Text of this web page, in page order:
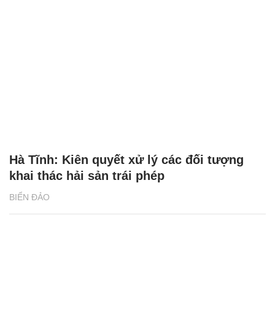
BIỂN ĐẢO
Hà Tĩnh: Kiên quyết xử lý các đối tượng
khai thác hải sản trái phép